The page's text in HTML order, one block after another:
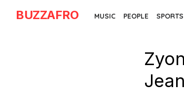
BUZZAFRO MUSIC PEOPLE SPORTS